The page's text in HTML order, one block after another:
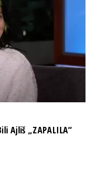
Ajliš „ZAPALILA“